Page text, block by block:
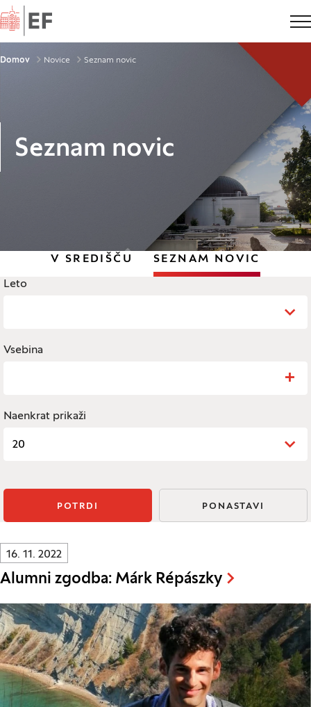
Domov
Drobtinice
Domov Novice Seznam novic
Seznam novic
V SREDIŠČU SEZNAM NOVIC
Legenda
Leto
Vsebina
Naenkrat prikaži
20
POTRDI PONASTAVI
Innovatif\Page\NewsListPage.DATE_A11Y:
16. 11. 2022
Alumni zgodba: Márk Répászky